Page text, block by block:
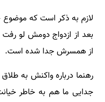
لازم به ذکر است که موضوع
از همسرش جدا شده است.
رهنما درباره واکنش به
جدایی ما هم به خاطر